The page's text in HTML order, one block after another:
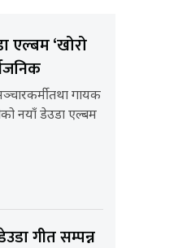
एल्बम ‘खोरो
तथा गायक
नयाँ डेउडा एल्बम
गीत सम्पन्न